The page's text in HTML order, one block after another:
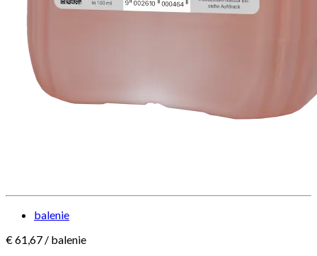
balenie
€61,67 / balenie